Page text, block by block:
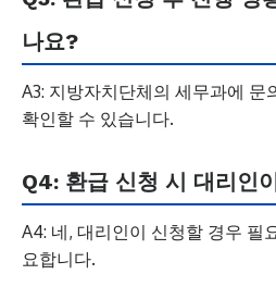
나요?
A3: 지방자치단체의 세무과에 문
확인할 수 있습니다.
Q4: 환급 신청 시 대리인
A4: 네, 대리인이 신청할 경우 필
요합니다.